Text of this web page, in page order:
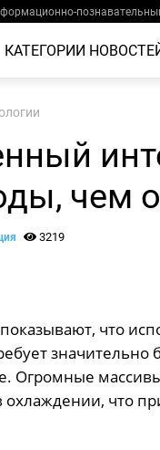
КАТЕГОРИИ
чем
3219
что
Огромные
охлаждении, что